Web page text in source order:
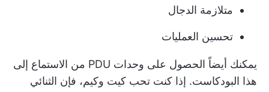
متلازمة الدجال
تحسين العمليات
يمكنك أيضاً الحصول على وحدات PDU من الاستماع إلى
هذا البودكاست. إذا كنت تحب كيت وكيم، فإن الثنائي